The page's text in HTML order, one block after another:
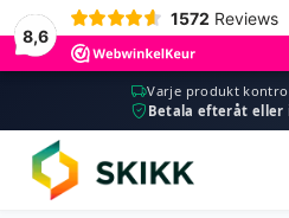
8,6
1572 Reviews
Varje produkt
Betala efteråt eller